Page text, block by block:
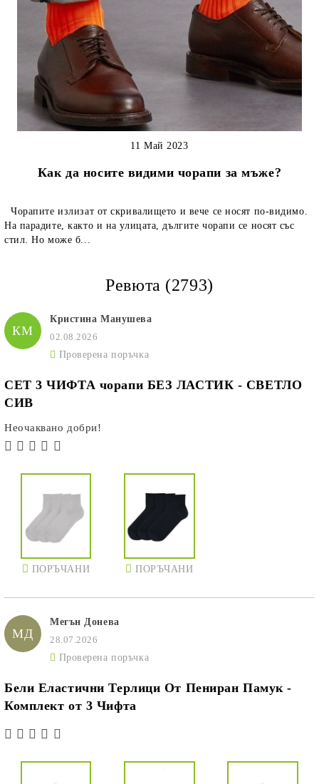
Как да носите видими чорапи за мъже?
11 Май 2023
Чорапите излизат от скривалището и вече се носят по-видимо.
На парадите, както и на улицата, дългите чорапи се носят със
стил. Но може б...
Ревюта (2793)
КМ
Кристина Манушева
02.08.2026
Проверена поръчка
СЕТ 3 ЧИФТА чорапи БЕЗ ЛАСТИК - СВЕТЛО
СИВ
Неочаквано добри!
ПОРЪЧАНИ ПОРЪЧАНИ
МД
Мегън Донева
28.07.2026
Проверена поръчка
Бели Еластични Терлици От Пениран Памук -
Комплект от 3 Чифта